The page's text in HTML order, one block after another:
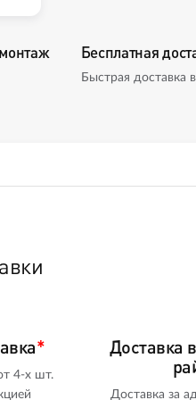
Бесплатная
Быстрая доставка
*
4-х шт.
Доставка
Доставка за